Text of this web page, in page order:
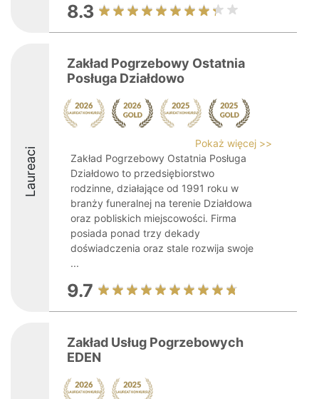
8.3
Laureaci
Zakład Pogrzebowy Ostatnia
Posługa Działdowo
Pokaż więcej >>
Zakład Pogrzebowy Ostatnia Posługa
Działdowo to przedsiębiorstwo
rodzinne, działające od 1991 roku w
branży funeralnej na terenie Działdowa
oraz pobliskich miejscowości. Firma
posiada ponad trzy dekady
doświadczenia oraz stale rozwija swoje
...
9.7
Zakład Usług Pogrzebowych
EDEN